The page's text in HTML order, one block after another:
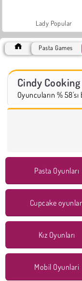
Lady Popular
Pasta Games
Cindy
Oyuncuların %
Pasta Oyunları
Cupcake
Kız Oyunları
Mobil Oyunlari